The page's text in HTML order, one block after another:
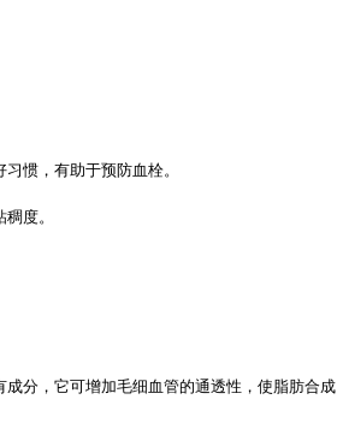
惯，有助于预防血栓。
度。
分，它可增加毛细血管的通透性，使脂肪合成